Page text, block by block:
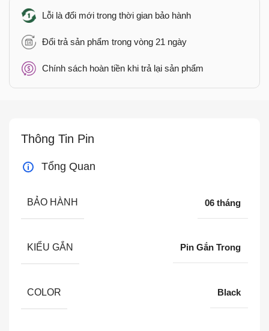
Lỗi là đổi mới trong thời gian bảo hành
Đổi trả sản phẩm trong vòng 21 ngày
Chính sách hoàn tiền khi trả lại sản phẩm
Thông Tin Pin
Tổng Quan
BẢO HÀNH 06 tháng
KIỂU GẮN Pin Gắn Trong
COLOR Black